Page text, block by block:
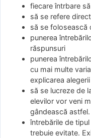
fiecare întrbare
să se refere
să se folosească
punerea
răspunsuri
punerea
cu mai multe
explicarea
să se lucreze de
elevilor vor veni
gândească astfel.
întrebările de tipul
trebuie evitate.